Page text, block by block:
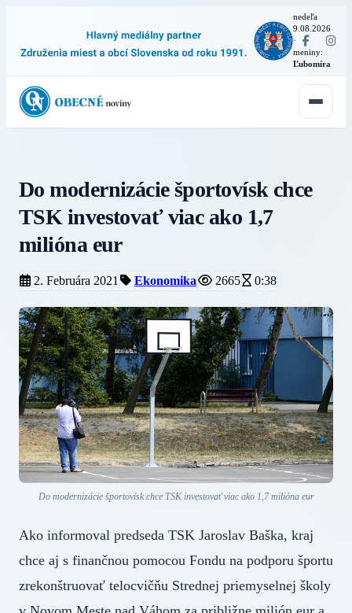
nedeľa
9.08.2026
·
meniny:
Ľubomíra
Do modernizácie športovísk chce
TSK investovať viac ako 1,7
milióna eur
2. Februára 2021 Ekonomika 2665 0:38
Do modernizácie športovísk chce TSK investovať viac ako 1,7 milióna eur
Ako informoval predseda TSK Jaroslav Baška, kraj
chce aj s finančnou pomocou Fondu na podporu športu
zrekonštruovať telocvičňu Strednej priemyselnej školy